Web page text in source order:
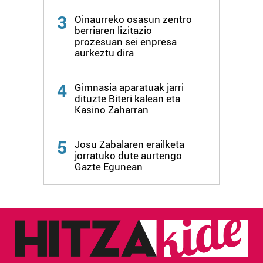
3
Oinaurreko osasun zentro
berriaren lizitazio
prozesuan sei enpresa
aurkeztu dira
4
Gimnasia aparatuak jarri
dituzte Biteri kalean eta
Kasino Zaharran
5
Josu Zabalaren erailketa
jorratuko dute aurtengo
Gazte Egunean